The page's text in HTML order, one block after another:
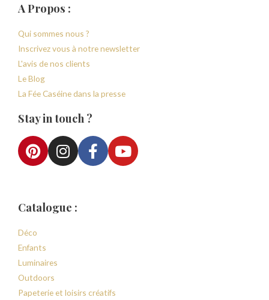
A Propos :
Qui sommes nous ?
Inscrivez vous à notre newsletter
L'avis de nos clients
Le Blog
La Fée Caséine dans la presse
Stay in touch ?
Catalogue :
Déco
Enfants
Luminaires
Outdoors
Papeterie et loisirs créatifs